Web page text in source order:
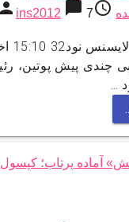
access_time
7 months ago
person ins2012 chat_bubble
10
چندی پیش پوتین،
…